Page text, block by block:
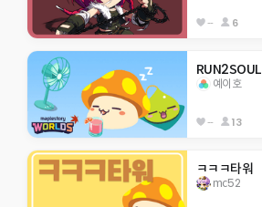
-- 6
RUN2SOUL
예이호
-- 13
ㅋㅋㅋ타워
mc52